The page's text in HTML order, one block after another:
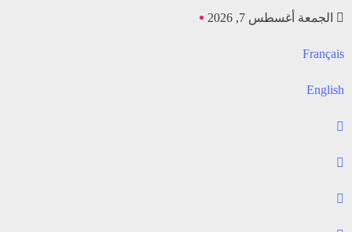
الجمعة أغسطس 7, 2026
Français
English